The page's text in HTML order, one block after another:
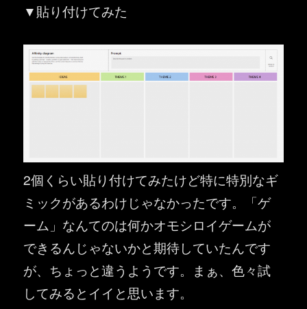
▼貼り付けてみた
2個くらい貼り付けてみたけど特に特別なギ
ミックがあるわけじゃなかったです。「ゲ
ーム」なんてのは何かオモシロイゲームが
できるんじゃないかと期待していたんです
が、ちょっと違うようです。まぁ、色々試
してみるとイイと思います。